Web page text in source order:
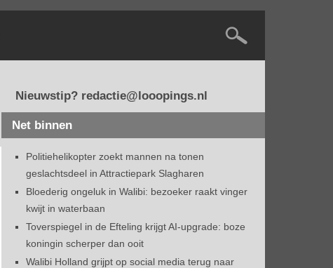
Nieuwstip? redactie@looopings.nl
Net binnen
Politiehelikopter zoekt mannen na tonen
geslachtsdeel in Attractiepark Slagharen
Bloederig ongeluk in Walibi: bezoeker raakt vinger
kwijt in waterbaan
Toverspiegel in de Efteling krijgt AI-upgrade: boze
koningin scherper dan ooit
Walibi Holland grijpt op social media terug naar